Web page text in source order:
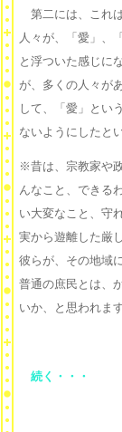
第二には、これ
人々が、「愛」、
と浮ついた感じに
が、多くの人々が
して、「愛」とい
ないようにしたと
※昔は、宗教家や
んなこと、できる
い大変なこと、守
実から遊離した厳
彼らが、その地域
普通の庶民とは、
いか、と思われます
続く・・・